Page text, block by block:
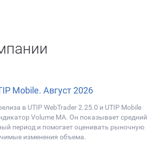
Mobile. Август 2026
в UTIP WebTrader 2.25.0 и UTIP Mobile
Volume MA. Он показывает средний
период и помогает оценивать рыночную
изменения объема.